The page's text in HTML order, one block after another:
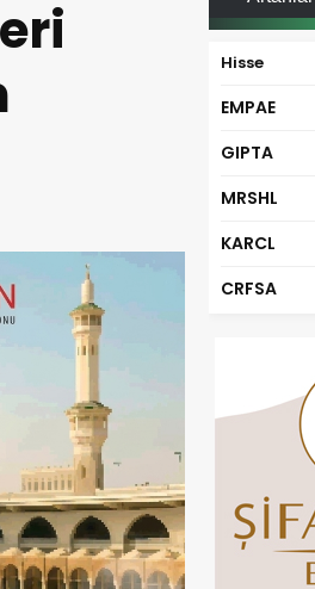
Hisse
EMPAE
GIPTA
MRSHL
KARCL
CRFSA